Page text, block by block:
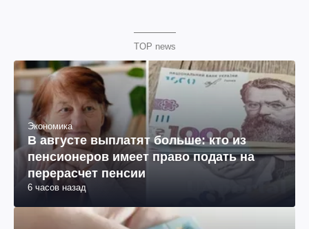
TOP news
Экономика
В августе выплатят больше: кто из
пенсионеров имеет право подать на
перерасчет пенсии
6 часов назад